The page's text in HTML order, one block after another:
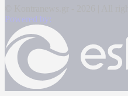
Powered by: